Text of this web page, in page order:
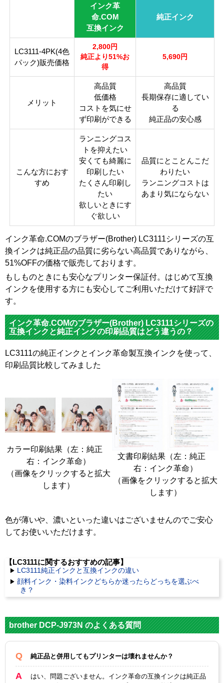
イプ
互換インク
インク革
命.COM
互換インク
純正インク
LC3111-4PK(4色
パック)販売価格
2,800円
純正より51%お
得
5,690円
メリット
高品質
低価格
コストを気にせ
ず印刷ができる
高品質
長期保存に適してい
る
純正品の安心感
こんな方におす
すめ
ランニングコス
トを抑えたい
安くても綺麗に
印刷したい
たくさん印刷し
たい
欲しいときにす
ぐ欲しい
品質にとことんこだ
わりたい
ランニングコストは
あまり気にならない
インク革命.COMのブラザー(Brother) LC3111シリーズの互
換インクは純正品の品質に劣らない高品質でありながら、
51%OFFの価格で販売しております。
もしものときにも安心なプリンター保証付。はじめて互換
インクを使用する方にも安心してご利用いただけて好評で
す。
インク革命.COMのブラザー(Brother) LC3111シリーズの
互換インクと純正インクの印刷品質はどう違うの？
LC3111の純正インクとインク革命製互換インクを使って、
印刷品質比較してみました
カラー印刷結果（左：純正
右：インク革命）
（画像をクリックすると拡大
します）
文書印刷結果（左：純正
右：インク革命）
（画像をクリックすると拡大
します）
色が薄いや、濃いといった違いはございませんのでご安心
してお使いいただけます。
【LC3111に関するおすすめの記事】
LC3111純正インクと互換インクの違い
顔料インク・染料インクどちらか迷ったらどっちを選ぶべ
き？
brother DCP-J973N のよくある質問
純正品と併用してもプリンターは壊れませんか？
はい、問題ございません。インク革命の互換インクは純正品